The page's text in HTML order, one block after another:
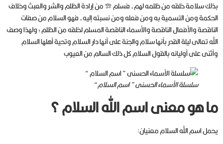
بذلك سلامة خلقه من ظلمه لهم، فسلم جل جلاله من إرادة الظلم والشر والعبث وخلاف
الحكمة ومن التسمية به ومن فعله ومن نسبته إليه، فهو السلام من صفات
الناقصة والأفعال الناقصة والأسماء الناقصة المسلم لخلقه من الظلم ؛ ولهذا وصف
الله تعالى ليلة القدر بأنها سلام والجنة على أنها دار السلام وتحية أهلها السلام
وأثنى على أوليائه بالقول السلام كل ذلك السالم من العيوب
سلسلة الأسماء الحسنى ” اسم السلام “
ما هو معنى اسم الله السلام ؟
يحمل اسم الله السلام معنيان: